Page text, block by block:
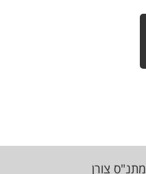
מתנ"ס צורן